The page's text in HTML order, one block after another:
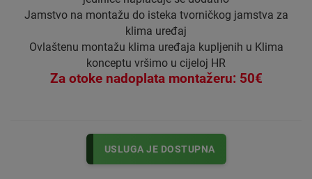
Jamstvo na montažu do isteka tvorničkog jamstva za
klima uređaj
Ovlaštenu montažu klima uređaja kupljenih u Klima
konceptu vršimo u cijeloj HR
Za otoke nadoplata montažeru: 50€
USLUGA JE DOSTUPNA